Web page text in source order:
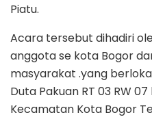
Piatu.
Acara tersebut dihadiri
anggota se kota Bogor
masyarakat .yang
Duta Pakuan RT 03 RW
Kecamatan Kota Bogor